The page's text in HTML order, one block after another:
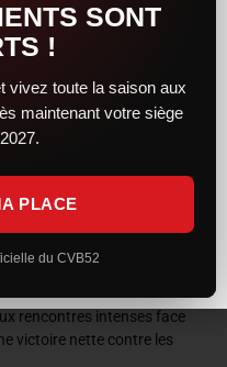
confirmation et
rencontres intenses face
victoire nette contre les
SONT
!
vivez toute la saison aux
maintenant votre siège
PLACE
du CVB52